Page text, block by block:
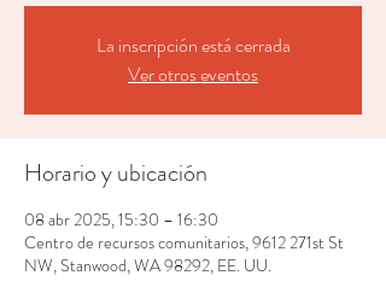
La inscripción está cerrada
Ver otros eventos
Horario y ubicación
08 abr 2025, 15:30 – 16:30
Centro de recursos comunitarios, 9612 271st St
NW, Stanwood, WA 98292, EE. UU.